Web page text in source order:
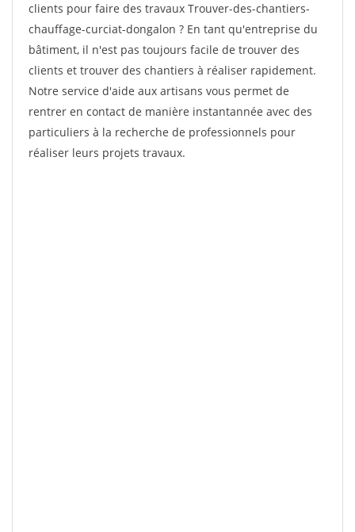
clients pour faire des travaux Trouver-des-chantiers-
chauffage-curciat-dongalon ? En tant qu'entreprise du
bâtiment, il n'est pas toujours facile de trouver des
clients et trouver des chantiers à réaliser rapidement.
Notre service d'aide aux artisans vous permet de
rentrer en contact de manière instantannée avec des
particuliers à la recherche de professionnels pour
réaliser leurs projets travaux.